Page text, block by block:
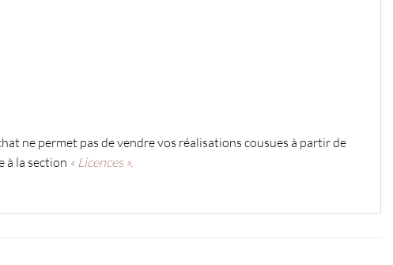
ne permet pas de vendre vos réalisations cousues à partir de
à la section « Licences ».